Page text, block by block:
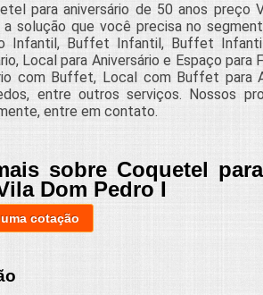
para aniversário de 50 anos preço
a solução que você precisa no
Infantil, Buffet Infantil, Buffet
Local para Aniversário e Espaço para
com Buffet, Local com Buffet para
entre outros serviços. Nossos
entre em contato.
sobre Coquetel
Dom Pedro I
cotação